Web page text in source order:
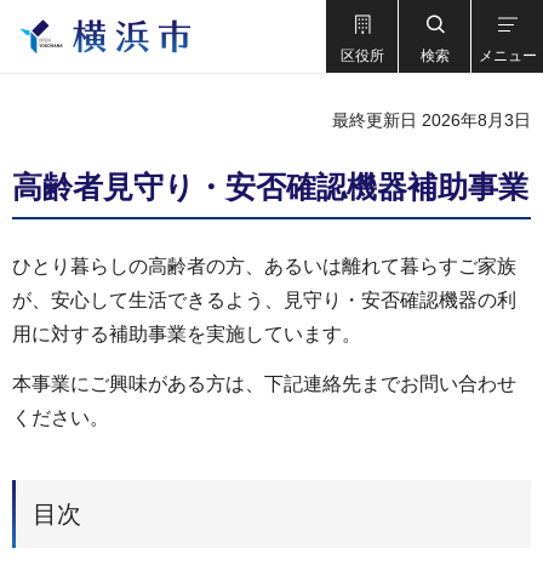
区役所 検索 メニュー
最終更新日 2026年8月3日
高齢者見守り・安否確認機器補助事業
ひとり暮らしの高齢者の方、あるいは離れて暮らすご家族
が、安心して生活できるよう、見守り・安否確認機器の利
用に対する補助事業を実施しています。
本事業にご興味がある方は、下記連絡先までお問い合わせ
ください。
目次